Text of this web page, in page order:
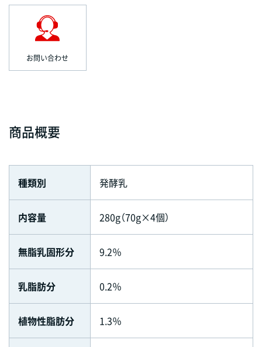
お問い合わせ
商品概要
種類別 発酵乳
内容量 280g（70g×4個）
無脂乳固形分 9.2％
乳脂肪分 0.2％
植物性脂肪分 1.3％